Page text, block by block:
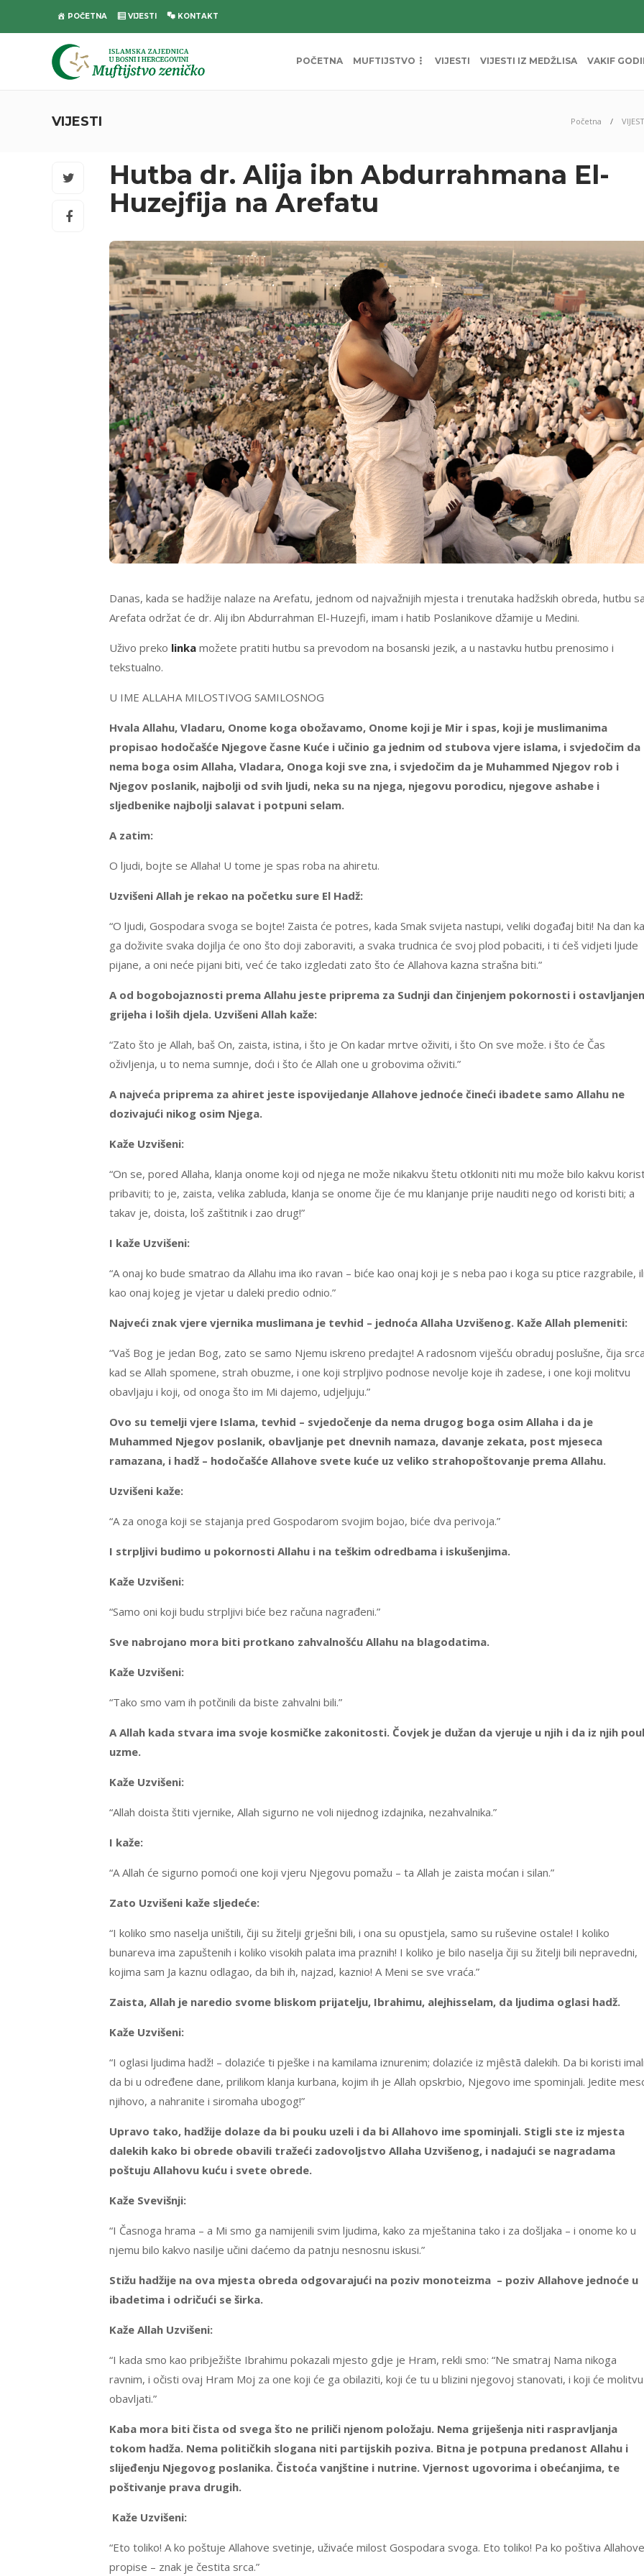
POČETNA VIJESTI KONTAKT
POČETNA MUFTIJSTVO VIJESTI VIJESTI IZ MEDŽLISA VAKIF
VIJESTI Početna
Hutba dr. Alija ibn Abdurrahmana El-
Huzejfija na Arefatu
Danas, kada se hadžije nalaze na Arefatu, jednom od najvažnijih mjesta i trenutaka hadžskih obreda, hutbu
Arefata održat će dr. Alij ibn Abdurrahman El-Huzejfi, imam i hatib Poslanikove džamije u Medini.
Uživo preko linka možete pratiti hutbu sa prevodom na bosanski jezik, a u nastavku hutbu prenosimo i
tekstualno.
U IME ALLAHA MILOSTIVOG SAMILOSNOG
Hvala Allahu, Vladaru, Onome koga obožavamo, Onome koji je Mir i spas, koji je muslimanima
propisao hodočašće Njegove časne Kuće i učinio ga jednim od stubova vjere islama, i svjedočim da
nema boga osim Allaha, Vladara, Onoga koji sve zna, i svjedočim da je Muhammed Njegov rob i
Njegov poslanik, najbolji od svih ljudi, neka su na njega, njegovu porodicu, njegove ashabe i
sljedbenike najbolji salavat i potpuni selam.
A zatim:
O ljudi, bojte se Allaha! U tome je spas roba na ahiretu.
Uzvišeni Allah je rekao na početku sure El Hadž:
“O ljudi, Gospodara svoga se bojte! Zaista će potres, kada Smak svijeta nastupi, veliki događaj biti! Na dan
ga doživite svaka dojilja će ono što doji zaboraviti, a svaka trudnica će svoj plod pobaciti, i ti ćeš vidjeti ljude
pijane, a oni neće pijani biti, već će tako izgledati zato što će Allahova kazna strašna biti.”
A od bogobojaznosti prema Allahu jeste priprema za Sudnji dan činjenjem pokornosti i
grijeha i loših djela. Uzvišeni Allah kaže:
“Zato što je Allah, baš On, zaista, istina, i što je On kadar mrtve oživiti, i što On sve može. i što će Čas
oživljenja, u to nema sumnje, doći i što će Allah one u grobovima oživiti.”
A najveća priprema za ahiret jeste ispovijedanje Allahove jednoće čineći ibadete samo Allahu ne
dozivajući nikog osim Njega.
Kaže Uzvišeni:
“On se, pored Allaha, klanja onome koji od njega ne može nikakvu štetu otkloniti niti mu može bilo kakvu
pribaviti; to je, zaista, velika zabluda, klanja se onome čije će mu klanjanje prije nauditi nego od koristi biti; a
takav je, doista, loš zaštitnik i zao drug!”
I kaže Uzvišeni:
“A onaj ko bude smatrao da Allahu ima iko ravan – biće kao onaj koji je s neba pao i koga su ptice razgrabile,
kao onaj kojeg je vjetar u daleki predio odnio.”
Najveći znak vjere vjernika muslimana je tevhid – jednoća Allaha Uzvišenog. Kaže Allah plemeniti:
“Vaš Bog je jedan Bog, zato se samo Njemu iskreno predajte! A radosnom viješću obraduj poslušne, čija
kad se Allah spomene, strah obuzme, i one koji strpljivo podnose nevolje koje ih zadese, i one koji molitvu
obavljaju i koji, od onoga što im Mi dajemo, udjeljuju.”
Ovo su temelji vjere Islama, tevhid – svjedočenje da nema drugog boga osim Allaha i da je
Muhammed Njegov poslanik, obavljanje pet dnevnih namaza, davanje zekata, post mjeseca
ramazana, i hadž – hodočašće Allahove svete kuće uz veliko strahopoštovanje prema Allahu.
Uzvišeni kaže:
“A za onoga koji se stajanja pred Gospodarom svojim bojao, biće dva perivoja.”
I strpljivi budimo u pokornosti Allahu i na teškim odredbama i iskušenjima.
Kaže Uzvišeni:
“Samo oni koji budu strpljivi biće bez računa nagrađeni.”
Sve nabrojano mora biti protkano zahvalnošću Allahu na blagodatima.
Kaže Uzvišeni:
“Tako smo vam ih potčinili da biste zahvalni bili.”
A Allah kada stvara ima svoje kosmičke zakonitosti. Čovjek je dužan da vjeruje u njih i da iz njih
uzme.
Kaže Uzvišeni:
“Allah doista štiti vjernike, Allah sigurno ne voli nijednog izdajnika, nezahvalnika.”
I kaže:
“A Allah će sigurno pomoći one koji vjeru Njegovu pomažu – ta Allah je zaista moćan i silan.”
Zato Uzvišeni kaže sljedeće:
“I koliko smo naselja uništili, čiji su žitelji grješni bili, i ona su opustjela, samo su ruševine ostale! I koliko
bunareva ima zapuštenih i koliko visokih palata ima praznih! I koliko je bilo naselja čiji su žitelji bili nepravedni,
kojima sam Ja kaznu odlagao, da bih ih, najzad, kaznio! A Meni se sve vraća.”
Zaista, Allah je naredio svome bliskom prijatelju, Ibrahimu, alejhisselam, da ljudima oglasi hadž.
Kaže Uzvišeni:
“I oglasi ljudima hadž! – dolaziće ti pješke i na kamilama iznurenim; dolaziće iz mjêstā dalekih. Da bi koristi
da bi u određene dane, prilikom klanja kurbana, kojim ih je Allah opskrbio, Njegovo ime spominjali. Jedite
njihovo, a nahranite i siromaha ubogog!”
Upravo tako, hadžije dolaze da bi pouku uzeli i da bi Allahovo ime spominjali. Stigli ste iz mjesta
dalekih kako bi obrede obavili tražeći zadovoljstvo Allaha Uzvišenog, i nadajući se nagradama
poštuju Allahovu kuću i svete obrede.
Kaže Svevišnji:
“I Časnoga hrama – a Mi smo ga namijenili svim ljudima, kako za mještanina tako i za došljaka – i onome ko u
njemu bilo kakvo nasilje učini daćemo da patnju nesnosnu iskusi.”
Stižu hadžije na ova mjesta obreda odgovarajući na poziv monoteizma – poziv Allahove jednoće u
ibadetima i odričući se širka.
Kaže Allah Uzvišeni:
“I kada smo kao pribježište Ibrahimu pokazali mjesto gdje je Hram, rekli smo: “Ne smatraj Nama nikoga
ravnim, i očisti ovaj Hram Moj za one koji će ga obilaziti, koji će tu u blizini njegovoj stanovati, i koji će molitvu
obavljati.”
Kaba mora biti čista od svega što ne priliči njenom položaju. Nema griješenja niti raspravljanja
tokom hadža. Nema političkih slogana niti partijskih poziva. Bitna je potpuna predanost Allahu i
slijeđenju Njegovog poslanika. Čistoća vanjštine i nutrine. Vjernost ugovorima i obećanjima, te
poštivanje prava drugih.
Kaže Uzvišeni:
“Eto toliko! A ko poštuje Allahove svetinje, uživaće milost Gospodara svoga. Eto toliko! Pa ko poštiva Allahove
propise – znak je čestita srca.”